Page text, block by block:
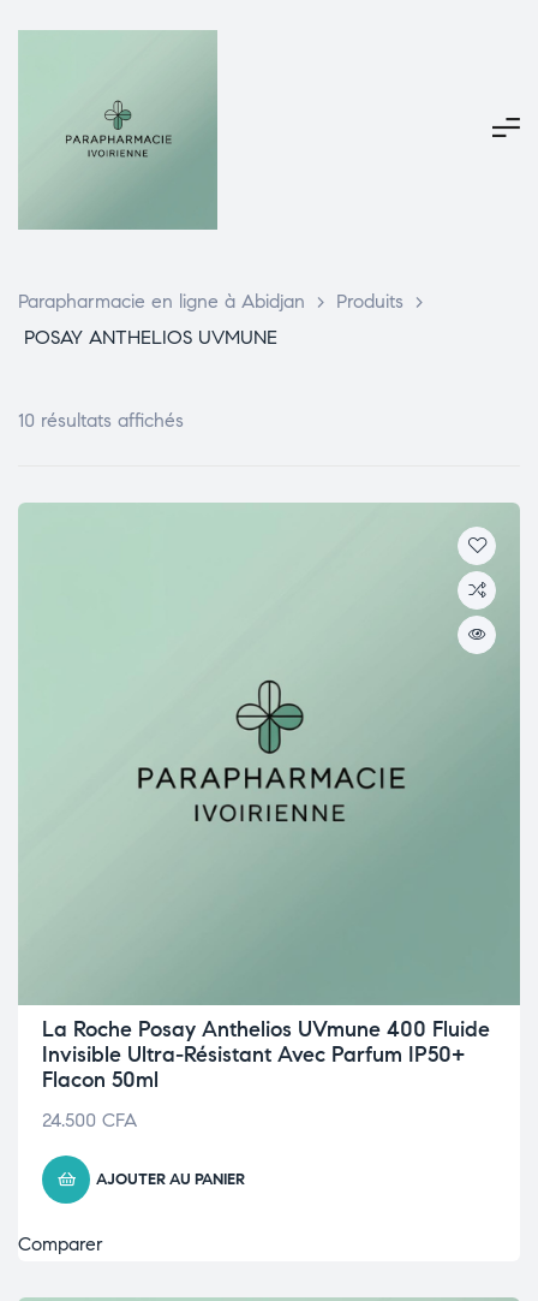
Parapharmacie en ligne à Abidjan > Produits
>
POSAY ANTHELIOS UVMUNE
10 résultats affichés
La Roche Posay Anthelios UVmune 400 Fluide
Invisible Ultra-Résistant Avec Parfum IP50+
Flacon 50ml
24.500 CFA
AJOUTER AU PANIER
Comparer